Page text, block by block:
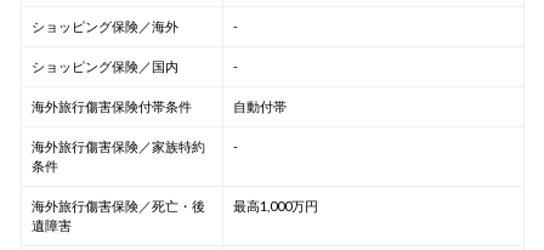
ショッピング保険／海外 -
ショッピング保険／国内 -
海外旅行傷害保険付帯条件 自動付帯
海外旅行傷害保険／家族特約
条件
-
海外旅行傷害保険／死亡・後
遺障害
最高1,000万円